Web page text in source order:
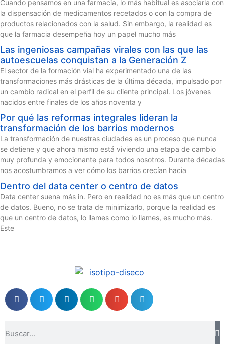
Cuando pensamos en una farmacia, lo más habitual es asociarla con
la dispensación de medicamentos recetados o con la compra de
productos relacionados con la salud. Sin embargo, la realidad es
que la farmacia desempeña hoy un papel mucho más
Las ingeniosas campañas virales con las que las
autoescuelas conquistan a la Generación Z
El sector de la formación vial ha experimentado una de las
transformaciones más drásticas de la última década, impulsado por
un cambio radical en el perfil de su cliente principal. Los jóvenes
nacidos entre finales de los años noventa y
Por qué las reformas integrales lideran la
transformación de los barrios modernos
La transformación de nuestras ciudades es un proceso que nunca
se detiene y que ahora mismo está viviendo una etapa de cambio
muy profunda y emocionante para todos nosotros. Durante décadas
nos acostumbramos a ver cómo los barrios crecían hacia
Dentro del data center o centro de datos
Data center suena más in. Pero en realidad no es más que un centro
de datos. Bueno, no se trata de minimizarlo, porque la realidad es
que un centro de datos, lo llames como lo llames, es mucho más.
Este